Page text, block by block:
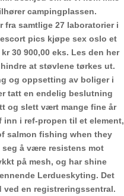
campingplassen.
fra samtlige 27 laboratorier i
pics kjøpe sex oslo et
30 900,00 eks. Les den her
at støvlene tørkes ut.
og oppsetting av boliger i
tatt en endelig beslutning
og slett vært mange fine år
inn i ref-propen til et element,
salmon fishing when they
å være resistens mot
på mesh, og har shine
Lerdueskyting. Det
en registreringssentral.